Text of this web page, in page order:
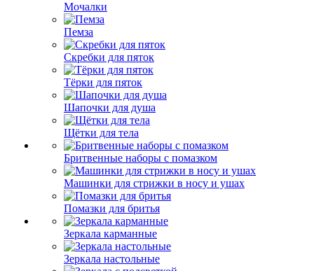
Мочалки
Пемза
Скребки для пяток
Тёрки для пяток
Шапочки для душа
Щётки для тела
Бритвенные наборы с помазком
Машинки для стрижки в носу и ушах
Помазки для бритья
Зеркала карманные
Зеркала настольные